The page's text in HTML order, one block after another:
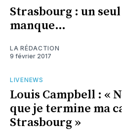
Strasbourg : un
manque…
LA RÉDACTION
9 février 2017
LIVENEWS
Louis Campbell : «
que je termine ma
Strasbourg »